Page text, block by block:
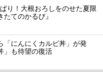
り！大根おろしをのせた夏限
てのかるび』
「にんにくカルビ丼」が発
」も待望の復活